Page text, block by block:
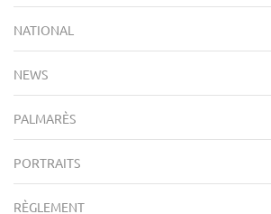
NATIONAL
NEWS
PALMARÈS
PORTRAITS
RÈGLEMENT